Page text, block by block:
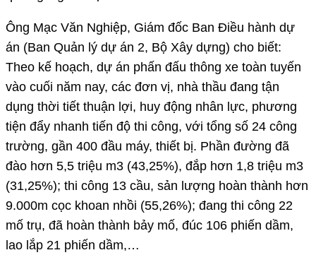
Ông Mạc Văn Nghiệp, Giám đốc Ban Điều hành dự
án (Ban Quản lý dự án 2, Bộ Xây dựng) cho biết:
Theo kế hoạch, dự án phấn đấu thông xe toàn tuyến
vào cuối năm nay, các đơn vị, nhà thầu đang tận
dụng thời tiết thuận lợi, huy động nhân lực, phương
tiện đẩy nhanh tiến độ thi công, với tổng số 24 công
trường, gần 400 đầu máy, thiết bị. Phần đường đã
đào hơn 5,5 triệu m3 (43,25%), đắp hơn 1,8 triệu m3
(31,25%); thi công 13 cầu, sản lượng hoàn thành hơn
9.000m cọc khoan nhồi (55,26%); đang thi công 22
mố trụ, đã hoàn thành bảy mố, đúc 106 phiến dầm,
lao lắp 21 phiến dầm,…